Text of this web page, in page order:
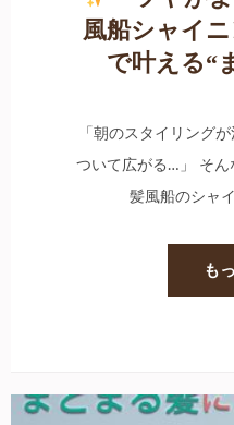
風船シャイ
で叶える“
「朝のスタイリング
ついて広がる…」 そん
髪風船のシャ
も